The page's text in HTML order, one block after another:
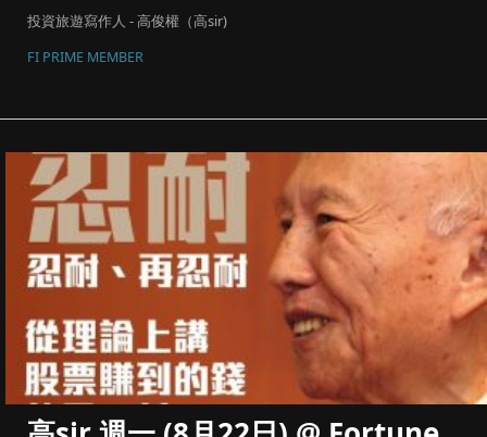
投資旅遊寫作人 - 高俊權（高sir)
FI PRIME MEMBER